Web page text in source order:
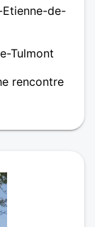
de-
Tulmont
rencontre